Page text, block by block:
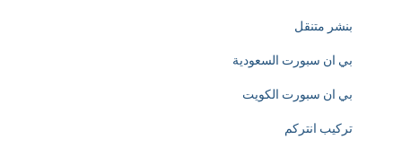
y
d
e
d
بنشر متنقل
بي ان سبورت السعودية
بي ان سبورت الكويت
تركيب انتركم